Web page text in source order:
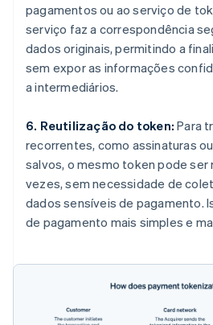
pagamentos ou ao serviço de
serviço faz a correspondência
dados originais, permitindo a
sem expor as informações
a intermediários.
6. Reutilização do token: Para
recorrentes, como assinaturas
salvos, o mesmo token pode ser
vezes, sem necessidade de
dados sensíveis de pagamento.
de pagamento mais simples e